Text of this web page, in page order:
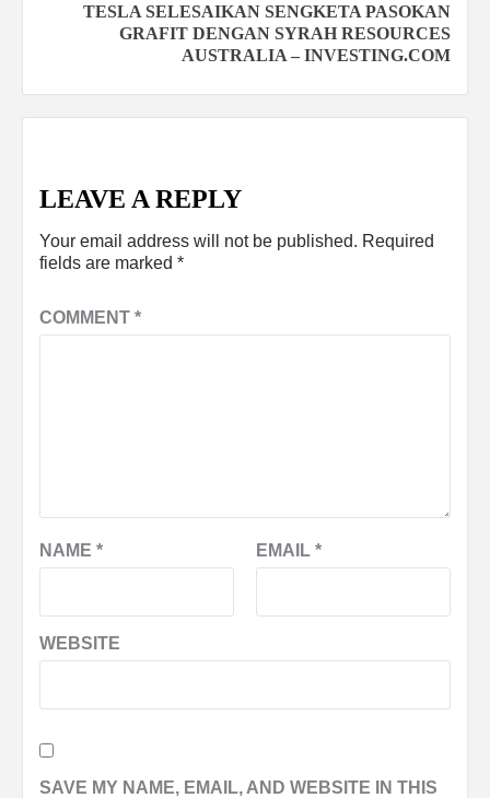
TESLA SELESAIKAN SENGKETA PASOKAN
GRAFIT DENGAN SYRAH RESOURCES
AUSTRALIA – INVESTING.COM
LEAVE A REPLY
Your email address will not be published. Required
fields are marked *
COMMENT *
NAME * EMAIL *
WEBSITE
SAVE MY NAME, EMAIL, AND WEBSITE IN THIS